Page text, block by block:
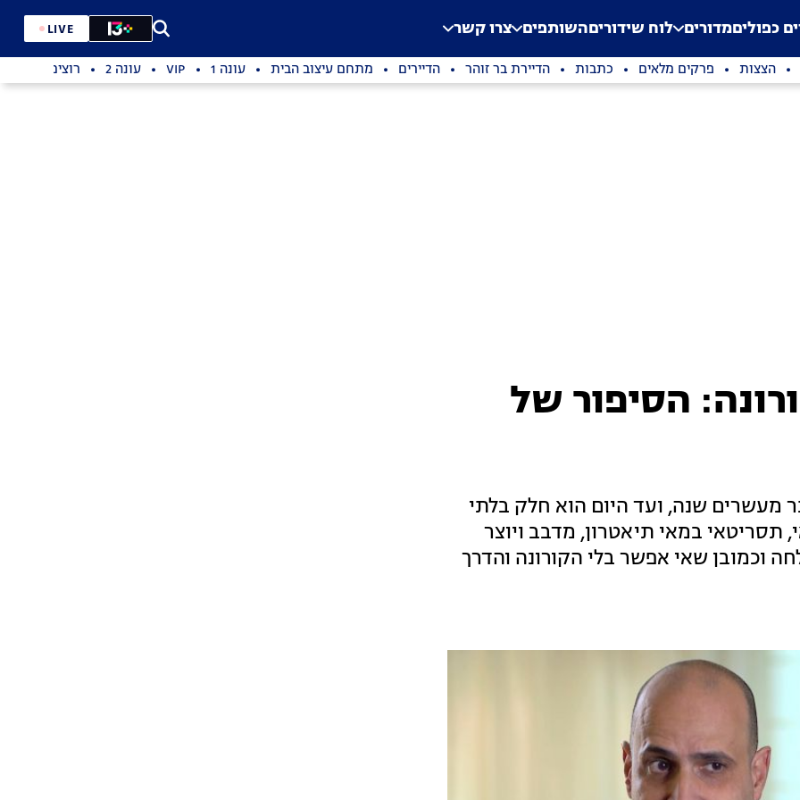
Application error: a
. כפוליםמדורים לוח שידוריםהשותפים צרו קשר LIVE
הצצות פרקים מלאים כתבות הדיירת בר זוהר הדיירים מתחם עיצוב הבית עונה 1 VIP עונה 2 רוצים לזכות
הסיפור של
מעשרים שנה, ועד היום הוא חלק בלתי
במאי תיאטרון, מדבב ויוצר
וכמובן שאי אפשר בלי הקורונה והדרך